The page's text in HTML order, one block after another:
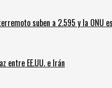
suben a 2.595 y la ONU
entre EE.UU. e Irán